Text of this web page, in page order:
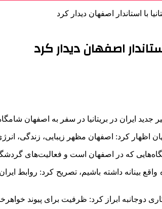
با استاندار اصفهان دیدار کرد
اصفهان دیدار کرد
ایران در بریتانیا در سفر به اصفهان شامگاه
اظهار کرد: اصفهان مظهر زیبایی، زندگی،
که در اصفهان است و فعالیت‌های
واقع بینانه داشته باشیم، تصریح کرد: روابط
دوجانبه ابراز کرد: ظرفیت برای پیوند